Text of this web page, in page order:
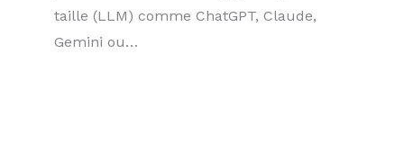
taille (LLM) comme ChatGPT, Claude,
Gemini ou…